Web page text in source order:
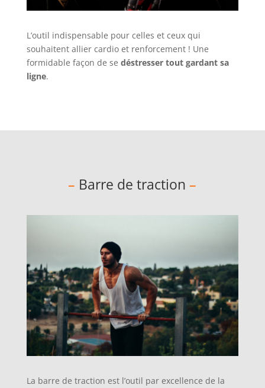
L’outil indispensable pour celles et ceux qui
souhaitent allier cardio et renforcement ! Une
formidable façon de se déstresser tout gardant sa
ligne.
– Barre de traction –
La barre de traction est l’outil par excellence de la